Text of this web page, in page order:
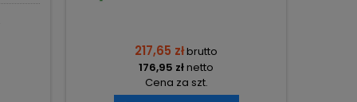
217,65 złbrutto
176,95 złnetto
Cena za szt.